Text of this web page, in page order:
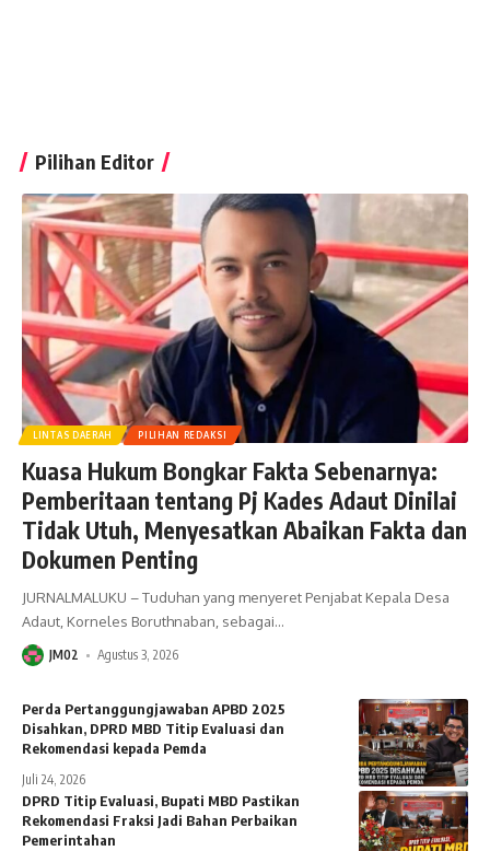
Pilihan Editor
LINTAS DAERAH PILIHAN REDAKSI
Kuasa Hukum Bongkar Fakta Sebenarnya:
Pemberitaan tentang Pj Kades Adaut Dinilai
Tidak Utuh, Menyesatkan Abaikan Fakta dan
Dokumen Penting
JURNALMALUKU – Tuduhan yang menyeret Penjabat Kepala Desa
Adaut, Korneles Boruthnaban, sebagai…
JM02 Agustus 3, 2026
Perda Pertanggungjawaban APBD 2025
Disahkan, DPRD MBD Titip Evaluasi dan
Rekomendasi kepada Pemda
Juli 24, 2026
DPRD Titip Evaluasi, Bupati MBD Pastikan
Rekomendasi Fraksi Jadi Bahan Perbaikan
Pemerintahan